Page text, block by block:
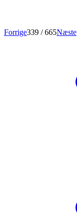
Forrige339 / 665Næste